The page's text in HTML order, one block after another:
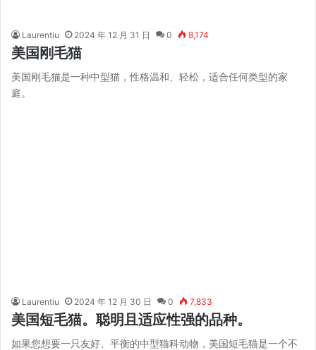
Laurentiu 2024 年 12 月 31 日 0 8,174
美国刚毛猫
美国刚毛猫是一种中型猫，性格温和、轻松，适合任何类型的家
庭。
Laurentiu 2024 年 12 月 30 日 0 7,833
美国短毛猫。聪明且适应性强的品种。
如果您想要一只友好、平衡的中型猫科动物，美国短毛猫是一个不